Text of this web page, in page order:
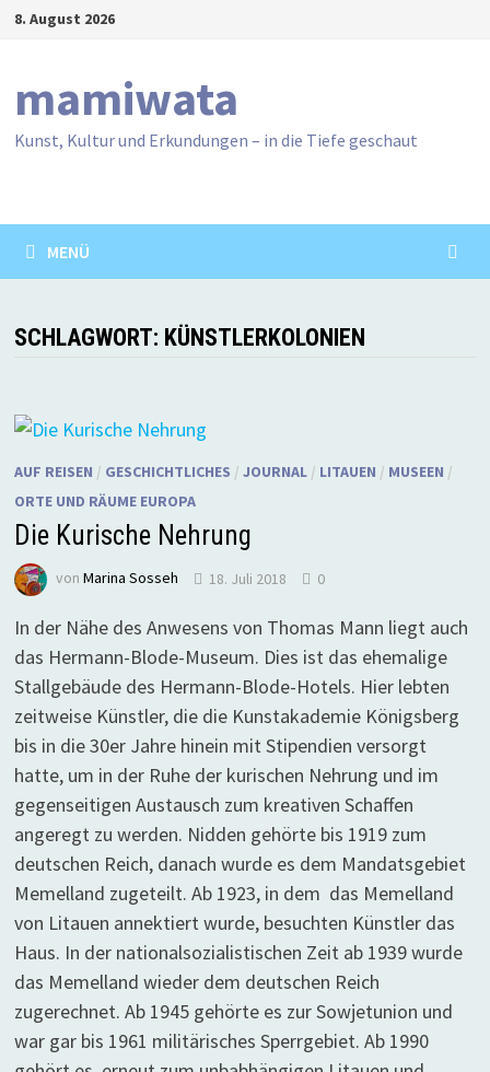
Zum8. August 2026
mamiwata
Kunst, Kultur und Erkundungen – in die Tiefe geschaut
MENÜ
SCHLAGWORT: KÜNSTLERKOLONIEN
AUF REISEN / GESCHICHTLICHES / JOURNAL/ LITAUEN / MUSEEN /
ORTE UND RÄUME EUROPA
Die Kurische Nehrung
von Marina Sosseh 18. Juli 2018 0
In der Nähe des Anwesens von Thomas Mann liegt auch
das Hermann-Blode-Museum. Dies ist das ehemalige
Stallgebäude des Hermann-Blode-Hotels. Hier lebten
zeitweise Künstler, die die Kunstakademie Königsberg
bis in die 30er Jahre hinein mit Stipendien versorgt
hatte, um in der Ruhe der kurischen Nehrung und im
gegenseitigen Austausch zum kreativen Schaffen
angeregt zu werden. Nidden gehörte bis 1919 zum
deutschen Reich, danach wurde es dem Mandatsgebiet
Memelland zugeteilt. Ab 1923, in dem das Memelland
von Litauen annektiert wurde, besuchten Künstler das
Haus. In der nationalsozialistischen Zeit ab 1939 wurde
das Memelland wieder dem deutschen Reich
zugerechnet. Ab 1945 gehörte es zur Sowjetunion und
war gar bis 1961 militärisches Sperrgebiet. Ab 1990